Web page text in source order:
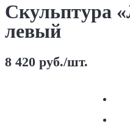
Скульптура
левый
8 420 руб./шт.